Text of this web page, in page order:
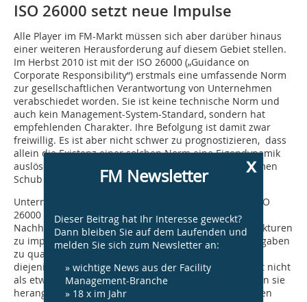
ISO 26000 setzt neue Impulse
Alle Player im FM-Markt müssen sich aber darüber hinaus
einer weiteren Herausforderung auf diesem Gebiet stellen.
Im Herbst 2010 ist mit der ISO 26000 („Guidance on
Corporate Responsibility“) erstmals eine umfassende Norm
zur gesellschaftlichen Verantwortung von Unternehmen
verabschiedet worden. Sie ist keine technische Norm und
auch kein Management-System-Standard, sondern hat
empfehlenden Charakter. Ihre Befolgung ist damit zwar
freiwillig. Es ist aber nicht schwer zu prognostizieren, dass
allein die Existenz einer solchen Norm eine Eigendynamik
auslösen und der Nachhaltigkeitsdebatte einen enor­men
Schub verleihen wird.
Unternehmen und Organisationen erhal­ten mit der ISO
26000 zugleich Anreiz und Hilfestellung,
Nachhaltigkeitsziele aufzustellen, entsprechende Strukturen
zu implementieren und ihre Mitarbeiter für diese Aufgaben
zu qualifizieren. ­Unabhängig davon sind schon heute
diejenigen Unternehmen im Vorteil, die Nachhaltigkeit nicht
als etwas begreifen, dass von „außen“ als Erwartung an sie
herangetragen wird, sondern als Voraussetzung für den
x
FM Newsletter
Dieser Beitrag hat Ihr Interesse geweckt?
Dann bleiben Sie auf dem Laufenden und
melden Sie sich zum Newsletter an:
» wichtige News aus der Facility
Management-Branche
» 18 x im Jahr